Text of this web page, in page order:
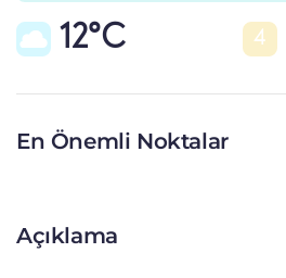
12°C 4
En Önemli Noktalar
Açıklama